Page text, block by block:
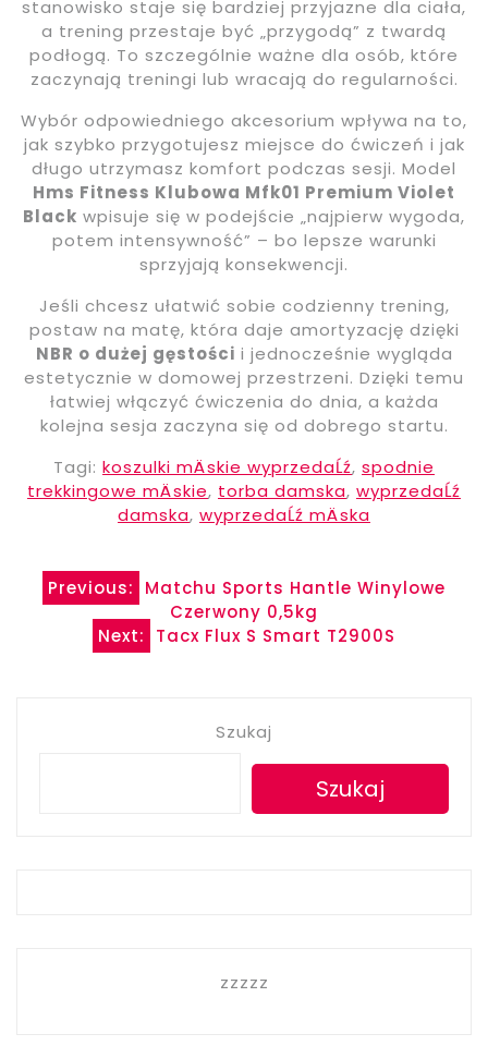
stanowisko staje się bardziej przyjazne dla ciała,
a trening przestaje być „przygodą” z twardą
podłogą. To szczególnie ważne dla osób, które
zaczynają treningi lub wracają do regularności.
Wybór odpowiedniego akcesorium wpływa na to,
jak szybko przygotujesz miejsce do ćwiczeń i jak
długo utrzymasz komfort podczas sesji. Model
Hms Fitness Klubowa Mfk01 Premium Violet
Black wpisuje się w podejście „najpierw wygoda,
potem intensywność” – bo lepsze warunki
sprzyjają konsekwencji.
Jeśli chcesz ułatwić sobie codzienny trening,
postaw na matę, która daje amortyzację dzięki
NBR o dużej gęstości i jednocześnie wygląda
estetycznie w domowej przestrzeni. Dzięki temu
łatwiej włączyć ćwiczenia do dnia, a każda
kolejna sesja zaczyna się od dobrego startu.
Tagi: koszulki mÄskie wyprzedaĹź, spodnie
trekkingowe mÄskie, torba damska, wyprzedaĹź
damska, wyprzedaĹź mÄska
Nawigacja
wpisu
Previous:
Matchu Sports Hantle Winylowe
Czerwony 0,5kg
Next:
Tacx Flux S Smart T2900S
Szukaj
Szukaj
zzzzz